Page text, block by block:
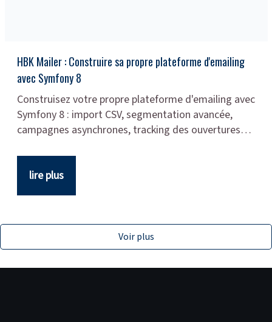
HBK Mailer : Construire sa propre plateforme d'emailing
avec Symfony 8
Construisez votre propre plateforme d'emailing avec
Symfony 8 : import CSV, segmentation avancée,
campagnes asynchrones, tracking des ouvertures…
lire plus
Voir plus